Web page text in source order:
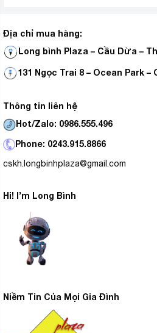
Địa chỉ mua hàng:
Long bình Plaza – Cầu Dừa –
131 Ngọc Trai 8 – Ocean Park –
Thông tin liên hệ
Hot/Zalo: 0986.555.496
Phone: 0243.915.8866
cskh.longbinhplaza@gmail.com
Hi! I’m Long Bình
Niềm Tin Của Mọi Gia Đình